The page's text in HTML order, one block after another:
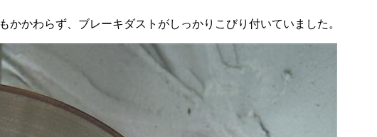
かわらず、ブレーキダストがしっかりこびり付いていました。